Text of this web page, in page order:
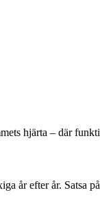
hjärta – där
år efter år. Satsa